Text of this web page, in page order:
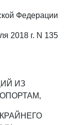
Федерации
2018 г. N 135
ИЗ